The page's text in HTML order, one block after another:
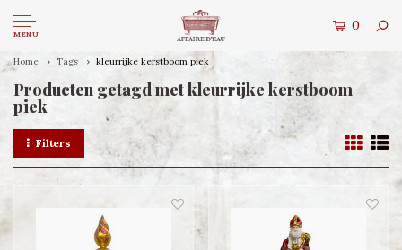
MENU
0
Home Tags kleurrijke kerstboom piek
Producten getagd met kleurrijke kerstboom
piek
Filters